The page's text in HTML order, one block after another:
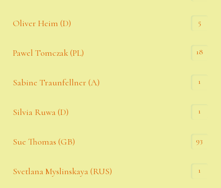
Oliver Heim (D) 5
Pawel Tomczak (PL) 18
Sabine Traunfellner (A) 1
Silvia Ruwa (D) 1
Sue Thomas (GB) 93
Svetlana Myslinskaya (RUS) 1